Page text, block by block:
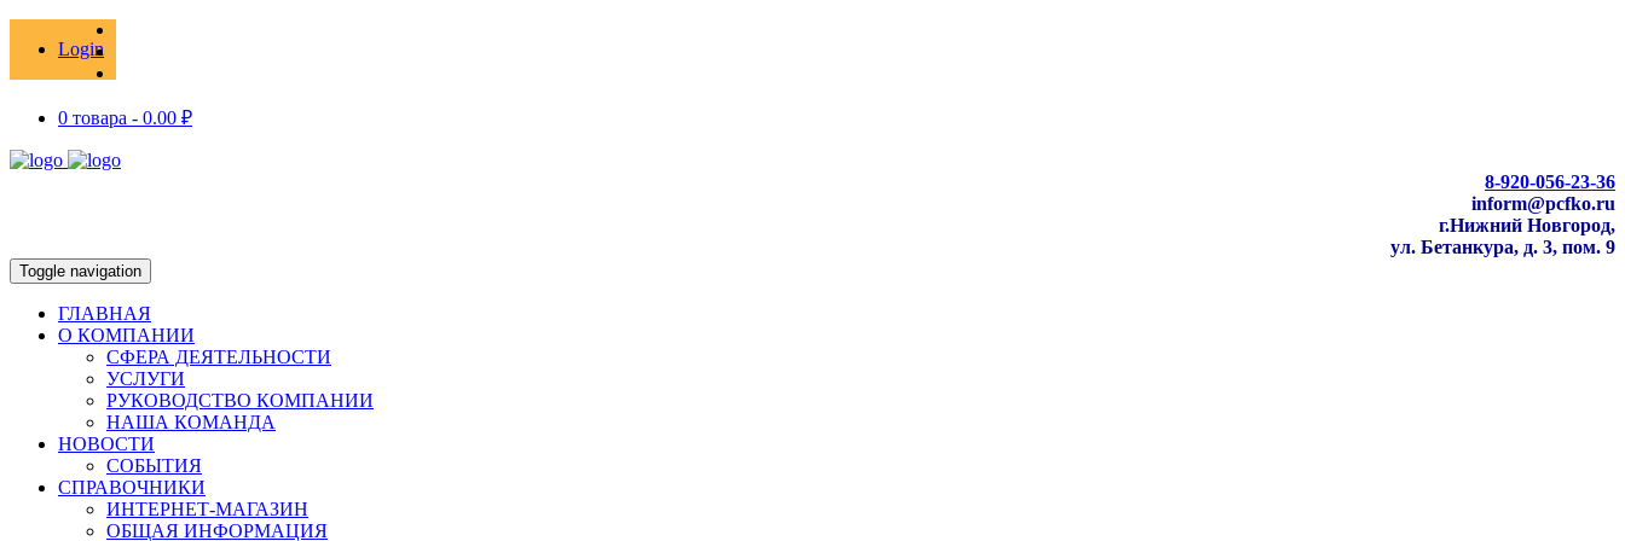
Login
0 товара - 0.00 ₽
8-920-056-23-36
inform@pcfko.ru
г.Нижний Новгород,
ул. Бетанкура, д. 3, пом. 9
Toggle navigation
ГЛАВНАЯ
О КОМПАНИИ
СФЕРА ДЕЯТЕЛЬНОСТИ
УСЛУГИ
РУКОВОДСТВО КОМПАНИИ
НАША КОМАНДА
НОВОСТИ
СОБЫТИЯ
СПРАВОЧНИКИ
ИНТЕРНЕТ-МАГАЗИН
ОБЩАЯ ИНФОРМАЦИЯ